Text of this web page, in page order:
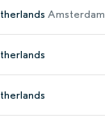
Amsterdam